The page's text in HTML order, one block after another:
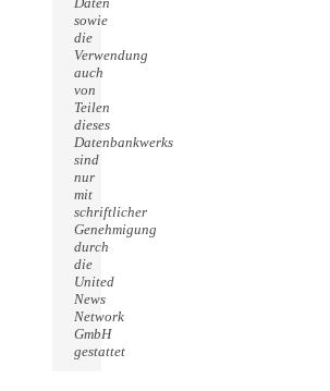
sowie
die
Verwendung
auch
von
Teilen
dieses
Datenbankwerks
sind
nur
mit
schriftlicher
Genehmigung
durch
die
United
News
Network
GmbH
gestattet